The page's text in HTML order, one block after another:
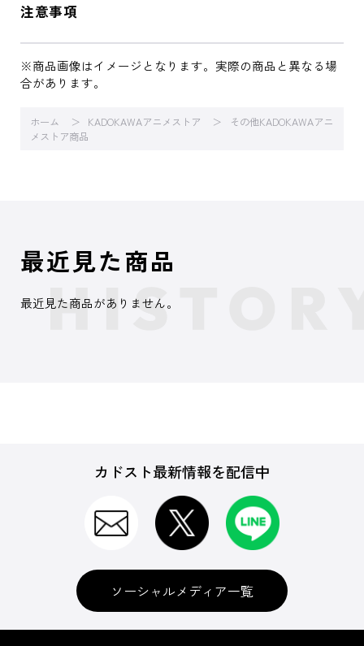
注意事項
※商品画像はイメージとなります。実際の商品と異なる場
合があります。
ホーム KADOKAWAアニメストア
その他KADOKAWAアニ
メストア商品
最近見た商品
最近見た商品がありません。
カドスト最新情報を配信中
ソーシャルメディア一覧